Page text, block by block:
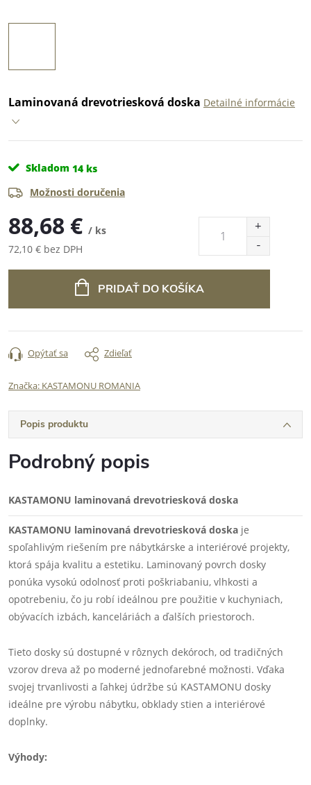
Laminovaná drevotriesková doska Detailné informácie
Skladom 14 ks
Možnosti doručenia
88,68 € / ks
72,10 € bez DPH
PRIDAŤ DO KOŠÍKA
Opýtať sa Zdieľať
Značka: KASTAMONU ROMANIA
Popis produktu
Podrobný popis
KASTAMONU laminovaná drevotriesková doska
KASTAMONU laminovaná drevotriesková doska je
spoľahlivým riešením pre nábytkárske a interiérové projekty,
ktorá spája kvalitu a estetiku. Laminovaný povrch dosky
ponúka vysokú odolnosť proti poškriabaniu, vlhkosti a
opotrebeniu, čo ju robí ideálnou pre použitie v kuchyniach,
obývacích izbách, kanceláriách a ďalších priestoroch.
Tieto dosky sú dostupné v rôznych dekóroch, od tradičných
vzorov dreva až po moderné jednofarebné možnosti. Vďaka
svojej trvanlivosti a ľahkej údržbe sú KASTAMONU dosky
ideálne pre výrobu nábytku, obklady stien a interiérové
doplnky.
Výhody: